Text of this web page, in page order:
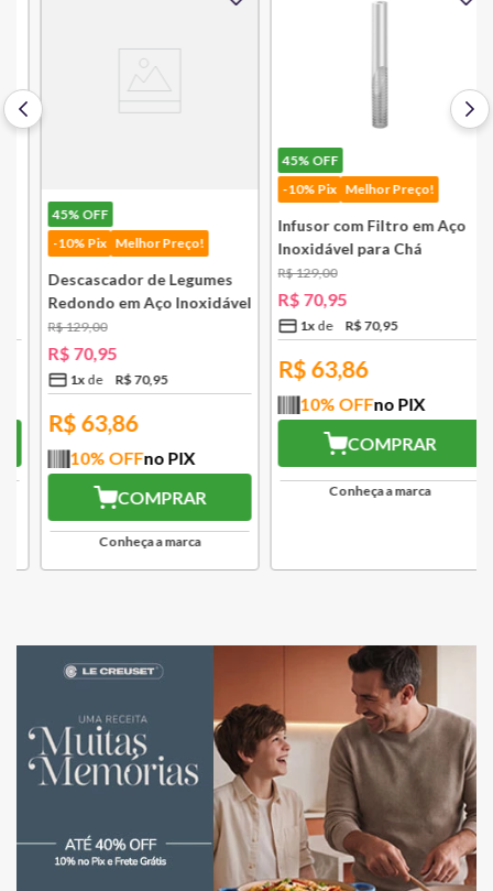
45%OFF
-10% Pix
Melhor Preço!
Descascador de Legumes
Redondo em Aço Inoxidável
131 mm Bsf
129,00
R$70,95
1x R$ 70,95
R$63,86
10% OFFno PIX
COMPRAR
Conheça a marca
45%OFF
-10% Pix
Melhor Preço!
Infusor com Filtro em Aço
Inoxidável para Chá
Lausanne Bsf
129,00
R$70,95
1x R$ 70,95
R$63,86
10% OFFno PIX
COMPRAR
Conheça a marca